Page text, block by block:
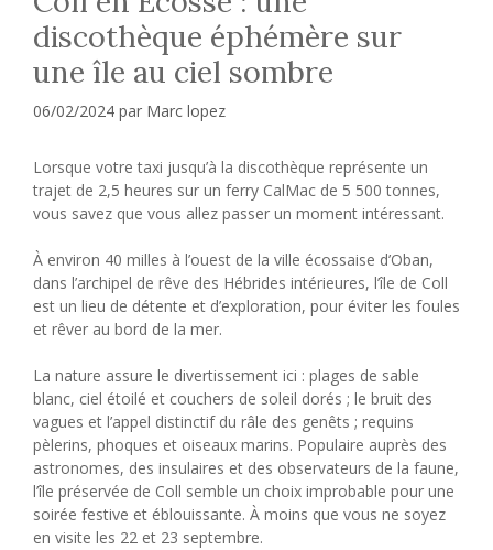
discothèque éphémère sur
une île au ciel sombre
06/02/2024 par Marc lopez
Lorsque votre taxi jusqu’à la discothèque représente un
trajet de 2,5 heures sur un ferry CalMac de 5 500 tonnes,
vous savez que vous allez passer un moment intéressant.
À environ 40 milles à l’ouest de la ville écossaise d’Oban,
dans l’archipel de rêve des Hébrides intérieures, l’île de Coll
est un lieu de détente et d’exploration, pour éviter les foules
et rêver au bord de la mer.
La nature assure le divertissement ici : plages de sable
blanc, ciel étoilé et couchers de soleil dorés ; le bruit des
vagues et l’appel distinctif du râle des genêts ; requins
pèlerins, phoques et oiseaux marins. Populaire auprès des
astronomes, des insulaires et des observateurs de la faune,
l’île préservée de Coll semble un choix improbable pour une
soirée festive et éblouissante. À moins que vous ne soyez
en visite les 22 et 23 septembre.